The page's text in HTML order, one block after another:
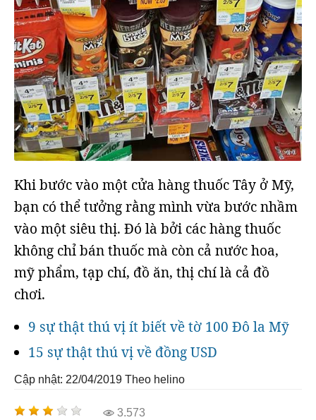
Khi bước vào một cửa hàng thuốc Tây ở Mỹ,
bạn có thể tưởng rằng mình vừa bước nhầm
vào một siêu thị. Đó là bởi các hàng thuốc
không chỉ bán thuốc mà còn cả nước hoa,
mỹ phẩm, tạp chí, đồ ăn, thị chí là cả đồ
chơi.
9 sự thật thú vị ít biết về tờ 100 Đô la Mỹ
15 sự thật thú vị về đồng USD
Cập nhật: 22/04/2019 Theo helino
3.573